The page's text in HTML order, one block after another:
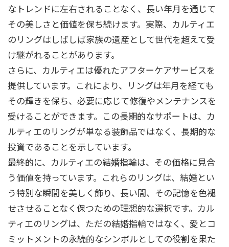
なトレンドに左右されることなく、長い年月を通じて
その美しさと価値を保ち続けます。実際、カルティエ
のリングはしばしば家族の遺産として世代を超えて受
け継がれることがあります。
さらに、カルティエは優れたアフターケアサービスを
提供しています。これにより、リングは年月を経ても
その輝きを保ち、必要に応じて修復やメンテナンスを
受けることができます。この長期的なサポートは、カ
ルティエのリングが単なる装飾品ではなく、長期的な
投資であることを示しています。
最終的に、カルティエの結婚指輪は、その価格に見合
う価値を持っています。これらのリングは、結婚とい
う特別な瞬間を美しく飾り、長い間、その記憶を色褪
せさせることなく保つための理想的な選択です。カル
ティエのリングは、ただの結婚指輪ではなく、愛とコ
ミットメントの永続的なシンボルとしての役割を果た